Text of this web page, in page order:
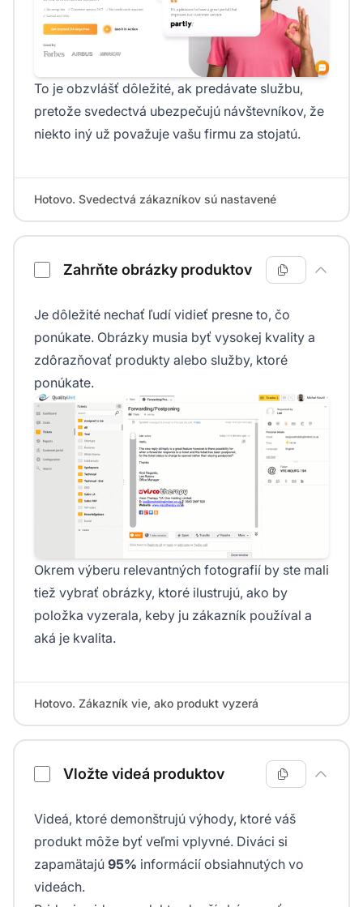
To je obzvlášť dôležité, ak predávate službu,
pretože svedectvá ubezpečujú návštevníkov, že
niekto iný už považuje vašu firmu za stojatú.
Hotovo. Svedectvá zákazníkov sú nastavené
Zahrňte obrázky produktov
Je dôležité nechať ľudí vidieť presne to, čo
ponúkate. Obrázky musia byť vysokej kvality a
zdôrazňovať produkty alebo služby, ktoré
ponúkate.
Okrem výberu relevantných fotografií by ste mali
tiež vybrať obrázky, ktoré ilustrujú, ako by
položka vyzerala, keby ju zákazník používal a
aká je kvalita.
Hotovo. Zákazník vie, ako produkt vyzerá
Vložte videá produktov
Videá, ktoré demonštrujú výhody, ktoré váš
produkt môže byť veľmi vplyvné. Diváci si
zapamätajú 95% informácií obsiahnutých vo
videách.